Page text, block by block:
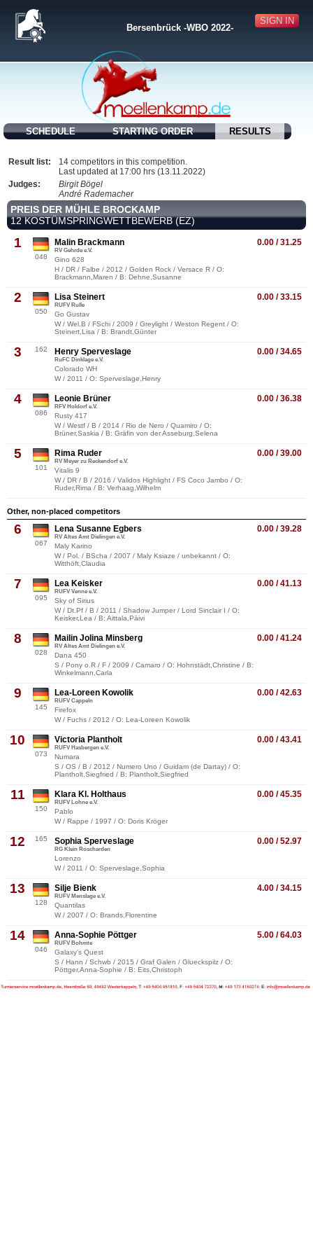
SIGN IN
Bersenbrück -WBO 2022-
SCHEDULE STARTING ORDER RESULTS
Result list:
14 competitors in this competition.
Last updated at 17:00 hrs (13.11.2022)
Judges:
Birgit Bögel
André Rademacher
PREIS DER MÜHLE BROCKAMP
12 KOSTÜMSPRINGWETTBEWERB (EZ)
1
048
0.00 / 31.25
Malin Brackmann
RV Gehrde e.V.
Gino 628
H / DR / Falbe / 2012 / Golden Rock / Versace R / O:
Brackmann,Maren / B: Dehne,Susanne
2
050
0.00 / 33.15
Lisa Steinert
RUFV Rulle
Go Gustav
W / Wel.B / FSchi / 2009 / Greylight / Weston Regent / O:
Steinert,Lisa / B: Brandt,Günter
3 162 0.00 / 34.65
Henry Sperveslage
RuFC Dinklage e.V.
Colorado WH
W / 2011 / O: Sperveslage,Henry
4
086
0.00 / 36.38
Leonie Brüner
RFV Holdorf e.V.
Rusty 417
W / Westf / B / 2014 / Rio de Nero / Quamiro / O:
Brüner,Saskia / B: Gräfin von der Asseburg,Selena
5
101
0.00 / 39.00
Rima Ruder
RV Meyer zu Reckendorf e.V.
Vitalis 9
W / DR / B / 2016 / Validos Highlight / FS Coco Jambo / O:
Ruder,Rima / B: Verhaag,Wilhelm
Other, non-placed competitors
6
067
0.00 / 39.28
Lena Susanne Egbers
RV Altes Amt Dielingen e.V.
Maly Karino
W / Pol. / BScha / 2007 / Maly Ksiaze / unbekannt / O:
Witthöft,Claudia
7
095
0.00 / 41.13
Lea Keisker
RUFV Venne e.V.
Sky of Sirius
W / Dt.Pf / B / 2011 / Shadow Jumper / Lord Sinclair I / O:
Keisker,Lea / B: Aittala,Päivi
8
028
0.00 / 41.24
Mailin Jolina Minsberg
RV Altes Amt Dielingen e.V.
Dana 450
S / Pony o.R / F / 2009 / Camaro / O: Hohnstädt,Christine / B:
Winkelmann,Carla
9
145
0.00 / 42.63
Lea-Loreen Kowolik
RUFV Cappeln
Firefox
W / Fuchs / 2012 / O: Lea-Loreen Kowolik
10
073
0.00 / 43.41
Victoria Plantholt
RUFV Hasbergen e.V.
Numara
S / OS / B / 2012 / Numero Uno / Guidam (de Dartay) / O:
Plantholt,Siegfried / B: Plantholt,Siegfried
11
150
0.00 / 45.35
Klara Kl. Holthaus
RUFV Lohne e.V.
Pablo
W / Rappe / 1997 / O: Doris Kröger
12 165 0.00 / 52.97
Sophia Sperveslage
RG Klein Roscharden
Lorenzo
W / 2011 / O: Sperveslage,Sophia
13
128
4.00 / 34.15
Silje Bienk
RUFV Menslage e.V.
Quantilas
W / 2007 / O: Brands,Florentine
14
046
5.00 / 64.03
Anna-Sophie Pöttger
RUFV Bohmte
Galaxy's Quest
S / Hann / Schwb / 2015 / Graf Galen / Glueckspilz / O:
Pöttger,Anna-Sophie / B: Eits,Christoph